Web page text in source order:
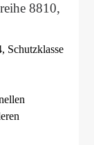
8810,
Schutzklasse